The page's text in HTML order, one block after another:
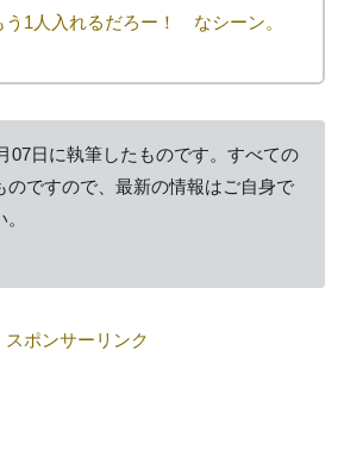
う1人入れるだろー！ なシーン。
07日に執筆したものです。すべての
のですので、最新の情報はご自身で
スポンサーリンク